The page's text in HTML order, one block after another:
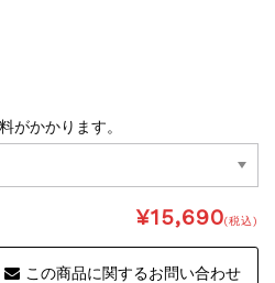
がかかります。
¥15,690(税込)
この商品に関するお問い合わせ